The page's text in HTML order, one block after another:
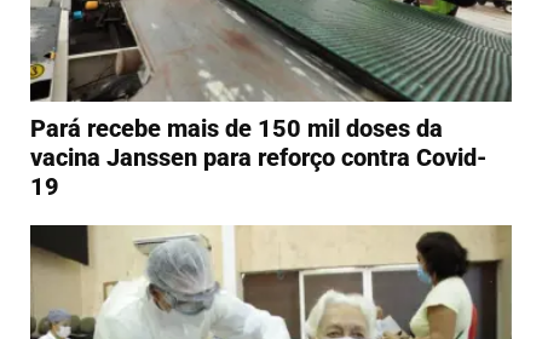
Pará recebe mais de 150 mil doses da
vacina Janssen para reforço contra Covid-
19